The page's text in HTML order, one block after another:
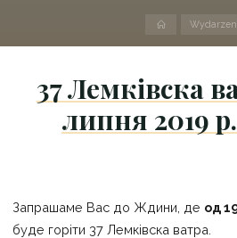
Strona
37 Лемківска
липня 2019
Запрашаме Вас до Ждини, де од
буде горіти 37 Лемківска ватра.